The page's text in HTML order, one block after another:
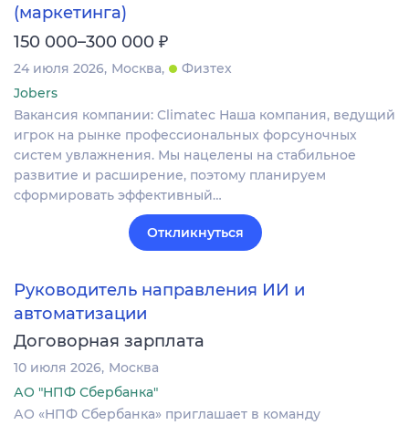
(маркетинга)
150 000–300 000 ₽
24 июля 2026 Москва
Физтех
Jobers
Вакансия компании: Climatec Наша компания, ведущий
игрок на рынке профессиональных форсуночных
систем увлажнения. Мы нацелены на стабильное
развитие и расширение, поэтому планируем
сформировать эффективный…
Откликнуться
Руководитель направления ИИ и
автоматизации
Договорная зарплата
10 июля 2026 Москва
АО "НПФ Сбербанка"
АО «НПФ Сбербанка» приглашает в команду